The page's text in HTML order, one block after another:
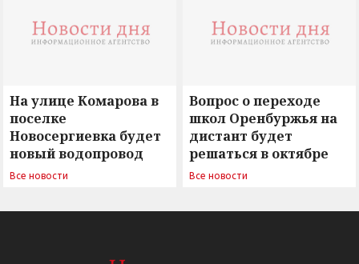
На улице Комарова в
поселке
Новосергиевка будет
новый водопровод
Все новости
Вопрос о переходе
школ Оренбуржья на
дистант будет
решаться в октябре
Все новости